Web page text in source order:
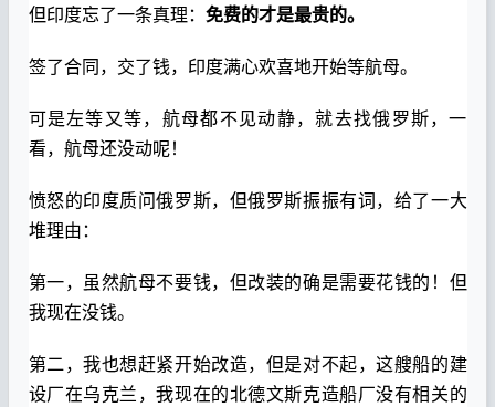
但印度忘了一条真理： 免费的才是最贵的。
签了合同，交了钱，印度满心欢喜地开始等航母。
可是左等又等，航母都不见动静，就去找俄罗斯，一
看，航母还没动呢！
愤怒的印度质问俄罗斯，但俄罗斯振振有词，给了一大
堆理由：
第一，虽然航母不要钱，但改装的确是需要花钱的！但
我现在没钱。
第二，我也想赶紧开始改造，但是对不起，这艘船的建
设厂在乌克兰，我现在的北德文斯克造船厂没有相关的